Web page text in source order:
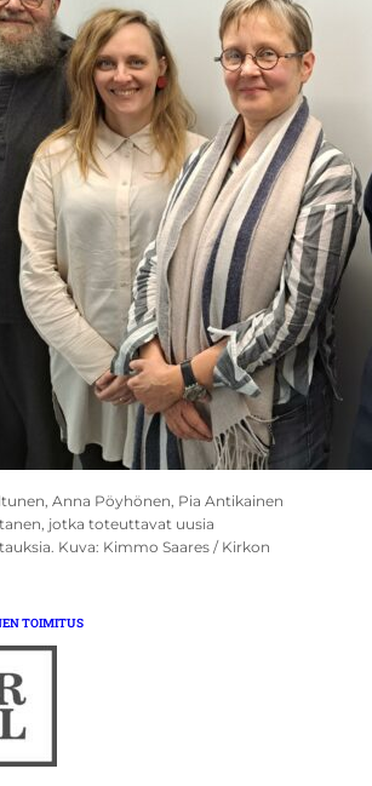
Anna Pöyhönen, Pia Antikainen
jotka toteuttavat uusia
Kuva: Kimmo Saares / Kirkon
TOIMITUS